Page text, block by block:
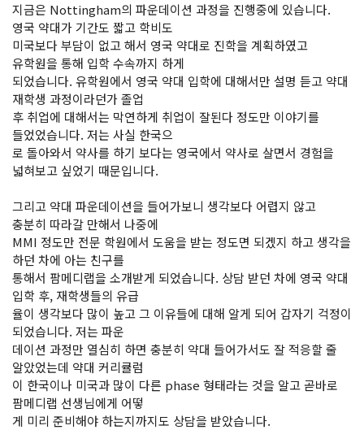
지금은 Nottingham의 파운데이션 과정을 진행중에 있습니다.
영국 약대가 기간도 짧고 학비도
미국보다 부담이 없고 해서 영국 약대로 진학을 계획하였고
유학원을 통해 입학 수속까지 하게
되었습니다. 유학원에서 영국 약대 입학에 대해서만 설명 듣고 약대
재학생 과정이라던가 졸업
후 취업에 대해서는 막연하게 취업이 잘된다 정도만 이야기를
들었었습니다. 저는 사실 한국으
로 돌아와서 약사를 하기 보다는 영국에서 약사로 살면서 경험을
넓혀보고 싶었기 때문입니다.
그리고 약대 파운데이션을 들어가보니 생각보다 어렵지 않고
충분히 따라갈 만해서 나중에
MMI 정도만 전문 학원에서 도움을 받는 정도면 되겠지 하고 생각을
하던 차에 아는 친구를
통해서 팜메디랩을 소개받게 되었습니다. 상담 받던 차에 영국 약대
입학 후, 재학생들의 유급
율이 생각보다 많이 높고 그 이유들에 대해 알게 되어 갑자기 걱정이
되었습니다. 저는 파운
데이션 과정만 열심히 하면 충분히 약대 들어가서도 잘 적응할 줄
알았었는데 약대 커리큘럼
이 한국이나 미국과 많이 다른 phase 형태라는 것을 알고 곧바로
팜메디랩 선생님에게 어떻
게 미리 준비해야 하는지까지도 상담을 받았습니다.